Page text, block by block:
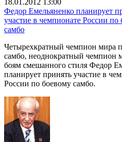
18.01.2012 13:00
Федор Емельяненко планирует
участие в чемпионате России по
самбо
Четырехкратный чемпион мира
самбо, неоднократный чемпион
боям смешанного стиля Федор
планирует принять участие в
России по боевому самбо.